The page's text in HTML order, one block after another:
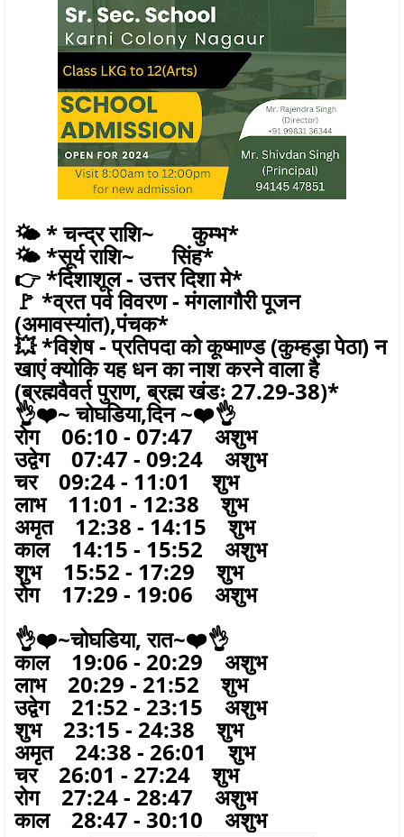
🌤️ * चन्द्र राशि~ कुम्भ*
🌤️ *सूर्य राशि~ सिंह*
👉 *दिशाशूल - उत्तर दिशा मे*
🚩 *व्रत पर्व विवरण - मंगलागौरी पूजन
(अमावस्यांत),पंचक*
💥 *विशेष - प्रतिपदा को कूष्माण्ड (कुम्हड़ा पेठा) न
खाएं क्योकि यह धन का नाश करने वाला है
(ब्रह्मवैवर्त पुराण, ब्रह्म खंडः 27.29-38)*
👌❤️~ चोघडिया,दिन ~❤️👌
रोग 06:10 - 07:47 अशुभ
उद्वेग 07:47 - 09:24 अशुभ
चर 09:24 - 11:01 शुभ
लाभ 11:01 - 12:38 शुभ
अमृत 12:38 - 14:15 शुभ
काल 14:15 - 15:52 अशुभ
शुभ 15:52 - 17:29 शुभ
रोग 17:29 - 19:06 अशुभ
👌❤️~चोघडिया, रात~❤️👌
काल 19:06 - 20:29 अशुभ
लाभ 20:29 - 21:52 शुभ
उद्वेग 21:52 - 23:15 अशुभ
शुभ 23:15 - 24:38 शुभ
अमृत 24:38 - 26:01 शुभ
चर 26:01 - 27:24 शुभ
रोग 27:24 - 28:47 अशुभ
काल 28:47 - 30:10 अशुभ